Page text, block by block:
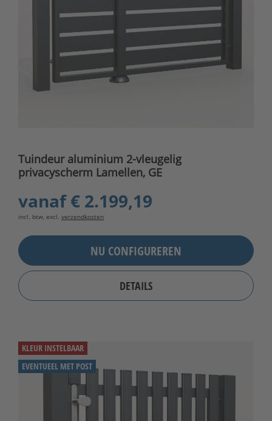
Tuindeur aluminium 2-vleugelig
privacyscherm Lamellen, GE
vanaf€ 2.199,19
incl. btw, excl. verzendkosten
NU CONFIGUREREN
DETAILS
KLEUR INSTELBAAR
EVENTUEEL MET POST